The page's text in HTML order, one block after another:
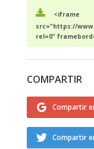
<iframe
src="https://
rel=0"
COMPARTIR
Compartir
Compartir